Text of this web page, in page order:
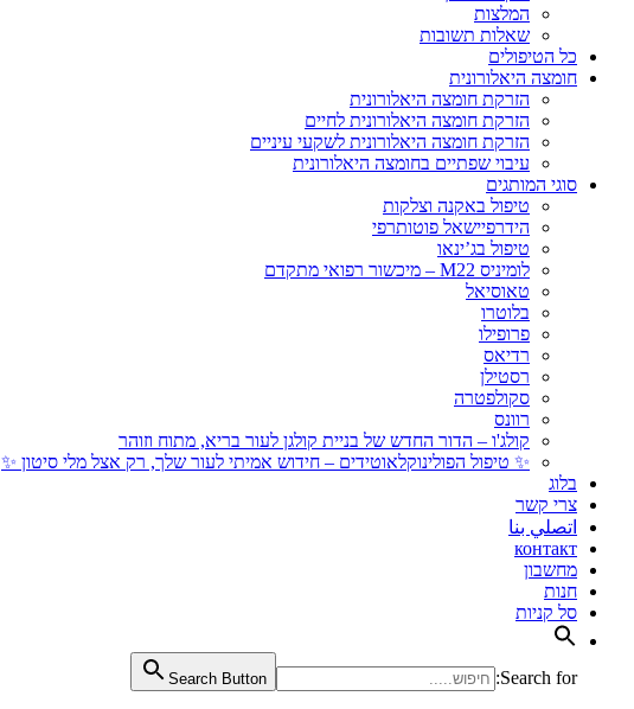
המלצות
שאלות תשובות
כל הטיפולים
חומצה היאלורונית
הזרקת חומצה היאלורונית
הזרקת חומצה היאלורונית לחיים
הזרקת חומצה היאלורונית לשקעי עיניים
עיבוי שפתיים בחומצה היאלורונית
סוגי המותגים
טיפול באקנה וצלקות
הידרפיישאל פוטותרפי
טיפול בג’ינאו
לומיניס M22 – מיכשור רפואי מתקדם
טאוסיאל
בלוטרו
פרופילו
רדיאס
רסטילן
סקולפטרה
רוונס
קולג'ו – הדור החדש של בניית קולגן לעור בריא, מתוח וזוהר
✨ טיפול הפולינוקלאוטידים – חידוש אמיתי לעור שלך, רק אצל מלי סיטון ✨
בלוג
צרי קשר
اتصلي بنا
контакт
מחשבון
חנות
סל קניות
Search for:
Search Button